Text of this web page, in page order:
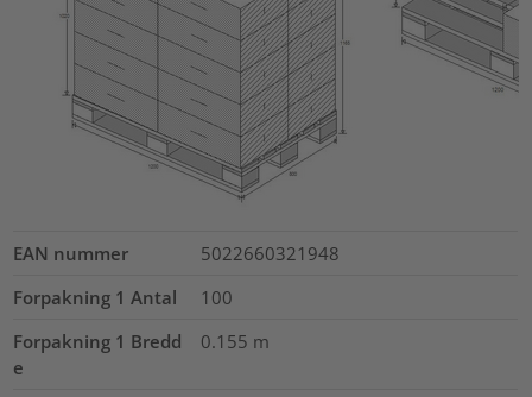
EAN nummer
5022660321948
Forpakning 1 Antal
100
Forpakning 1 Bredd
e
0.155 m